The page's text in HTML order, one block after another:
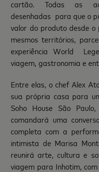
cartão. Todas as
desenhadas para que o
valor do produto desde
mesmos territórios,
experiência World
viagem, gastronomia e
Entre elas, o chef Alex
sua própria casa para
Soho House São
comandará uma
completa com a
intimista de Marisa
reunirá arte, cultura e
viagem para Inhotim,